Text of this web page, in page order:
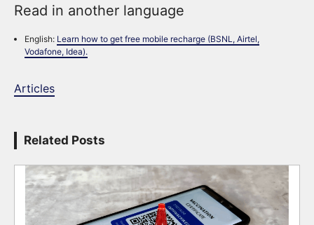
Read in another language
English: Learn how to get free mobile recharge (BSNL, Airtel,
Vodafone, Idea).
Articles
Related Posts